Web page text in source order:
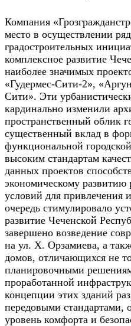
Компания
место в осуществлении
градостроительных
комплексное развитие
наиболее значимых
«Гудермес-Сити-2»,
Сити». Эти
кардинально изменили
пространственный облик
существенный вклад в
функциональной
высоким стандартам
данных проектов
экономическому
условий для привлечения
очередь стимулировало
развитие Чеченской
завершено возведение
на ул. Х. Орзамиева, а
домов, отличающихся не
планировочными
проработанной
концепции этих зданий
передовыми стандартами,
уровень комфорта и